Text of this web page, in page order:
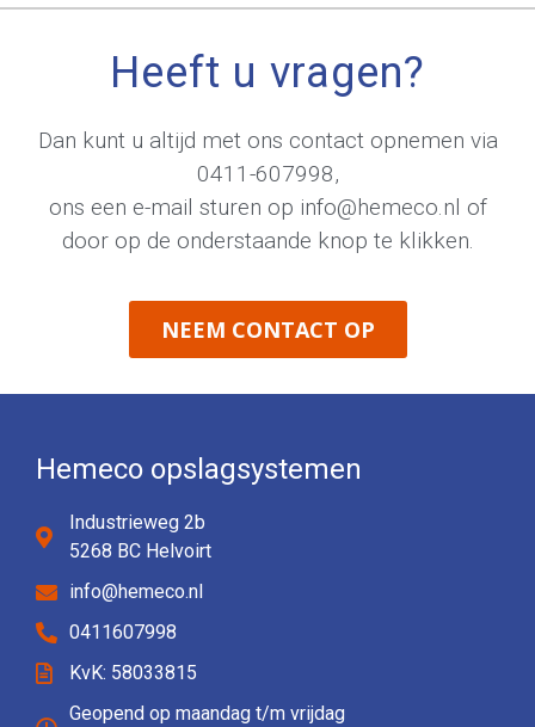
Heeft u vragen?
Dan kunt u altijd met ons contact opnemen via
0411-607998,
ons een e-mail sturen op info@hemeco.nl of
door op de onderstaande knop te klikken.
NEEM CONTACT OP
Hemeco opslagsystemen
Industrieweg 2b
5268 BC Helvoirt
info@hemeco.nl
0411607998
KvK: 58033815
Geopend op maandag t/m vrijdag